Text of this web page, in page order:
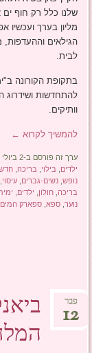
מליון בערך ועכשיו
הגילאים
לבית.
להתחדשות ושידרוג
וותיקים.
להמשיך לקרוא ←
ערך זה פורסם ב-2 ביולי 2022, ב-
ילדים
בילוי בריכה ,
נופש ,נשים-גברים ,עיסוי
בריכה ,חולון ילדים ימית
נוער ,ספא ,ספארק המים
פבר
12